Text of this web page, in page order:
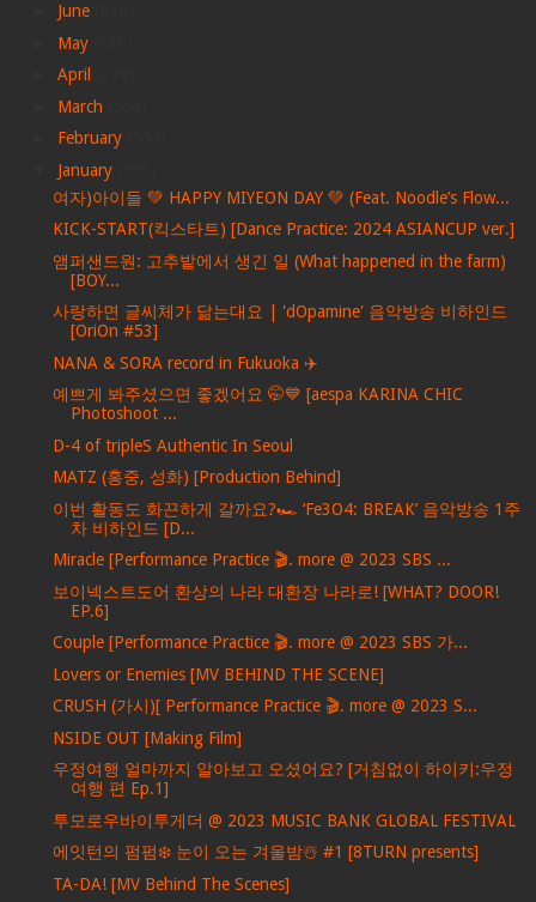
June
May
April
March
February
January
여자)아이들 💚 HAPPY MIYEON DAY 💚 (Feat. Noodle’s Flow...
KICK-START(킥스타트) [Dance Practice: 2024 ASIANCUP ver.]
앰퍼샌드원: 고추밭에서 생긴 일 (What happened in the farm)
[BOY...
사랑하면 글씨체가 닮는대요 | 'dOpamine' 음악방송 비하인드
[OriOn #53]
NANA & SORA record in Fukuoka ✈️
예쁘게 봐주셨으면 좋겠어요 🤭💙 [aespa KARINA CHIC
Photoshoot ...
D-4 of tripleS Authentic In Seoul
MATZ (홍중, 성화) [Production Behind]
이번 활동도 화끈하게 갈까요?🏎 ‘Fe3O4: BREAK’ 음악방송 1주
차 비하인드 [D...
Miracle [Performance Practice 🎬. more @ 2023 SBS ...
보이넥스트도어 환상의 나라 대환장 나라로! [WHAT? DOOR!
EP.6]
Couple [Performance Practice 🎬. more @ 2023 SBS 가...
Lovers or Enemies [MV BEHIND THE SCENE]
CRUSH (가시)[ Performance Practice 🎬. more @ 2023 S...
NSIDE OUT [Making Film]
우정여행 얼마까지 알아보고 오셨어요? [거침없이 하이키:우정
여행 편 Ep.1]
투모로우바이투게더 @ 2023 MUSIC BANK GLOBAL FESTIVAL
에잇턴의 펌펌❄️ 눈이 오는 겨울밤☃️ #1 [8TURN presents]
TA-DA! [MV Behind The Scenes]